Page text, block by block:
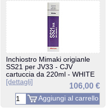
Inchiostro Mimaki origianle
SS21 per JV33 - CJV
cartuccia da 220ml - WHITE
[dettagli]
106,00 €